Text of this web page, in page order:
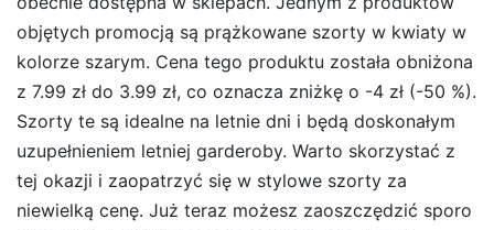
objętych promocją są prążkowane szorty w kwiaty w
kolorze szarym. Cena tego produktu została obniżona
z 7.99 zł do 3.99 zł, co oznacza zniżkę o -4 zł (-50 %).
Szorty te są idealne na letnie dni i będą doskonałym
uzupełnieniem letniej garderoby. Warto skorzystać z
tej okazji i zaopatrzyć się w stylowe szorty za
niewielką cenę. Już teraz możesz zaoszczędzić sporo